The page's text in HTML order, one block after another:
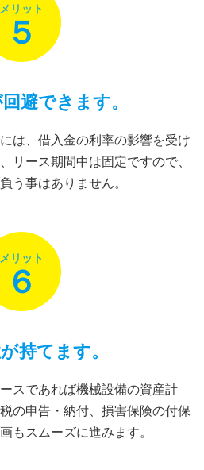
メリット
５
避できます。
は、借入金の利率の影響を受け
リース期間中は固定ですので、
う事はありません。
メリット
６
持てます。
スであれば機械設備の資産計
の申告・納付、損害保険の付保
もスムーズに進みます。